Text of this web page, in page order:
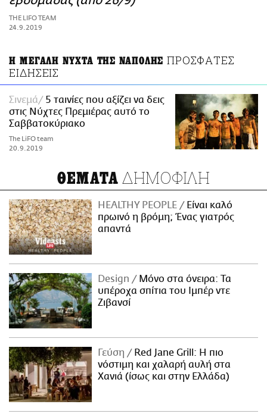
ΑΜΠΑ
PRINT
THE LIFO TEAM
24.9.2019
Η ΜΕΓΑΛΗ ΝΥΧΤΑ ΤΗΣ ΝΑΠΟΛΗΣ ΠΡΟΣΦΑΤΕΣ
ΕΙΔΗΣΕΙΣ
Σινεμά
5 ταινίες που αξίζει να δεις
στις Νύχτες Πρεμιέρας αυτό το
Σαββατοκύριακο
The LiFO team
20.9.2019
ΘΕΜΑΤΑ ΔΗΜΟΦΙΛΗ
HEALTHY PEOPLE
Είναι καλό
πρωινό η βρόμη; Ένας γιατρός
απαντά
Design
Μόνο στα όνειρα: Τα
υπέροχα σπίτια του Ιμπέρ ντε
Ζιβανσί
Γεύση
Red Jane Grill: Η πιο
νόστιμη και χαλαρή αυλή στα
Χανιά (ίσως και στην Ελλάδα)